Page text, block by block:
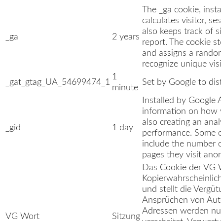
_ga 2 years
The _ga cookie,
calculates visitor,
also keeps track of
report. The cookie
and assigns a
recognize unique
_gat_gtag_UA_54699474_1
1
minute
Set by Google to
_gid 1 day
Installed by Google
information on how
also creating an
performance. Some
include the number
pages they visit
VG Wort Sitzung
Das Cookie der VG
und stellt die
Ansprüchen von
Adressen werden